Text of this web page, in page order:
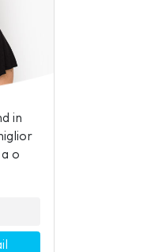
in
o